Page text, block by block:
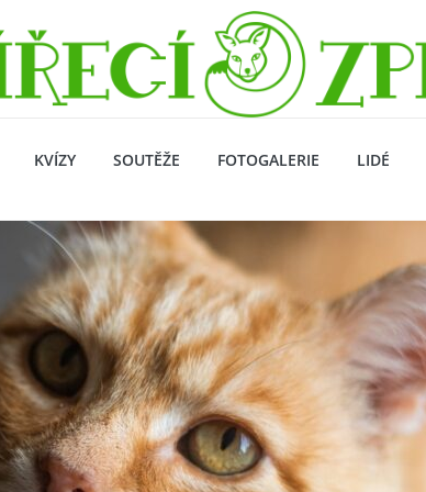
KVÍZY SOUTĚŽE FOTOGALERIE LIDÉ